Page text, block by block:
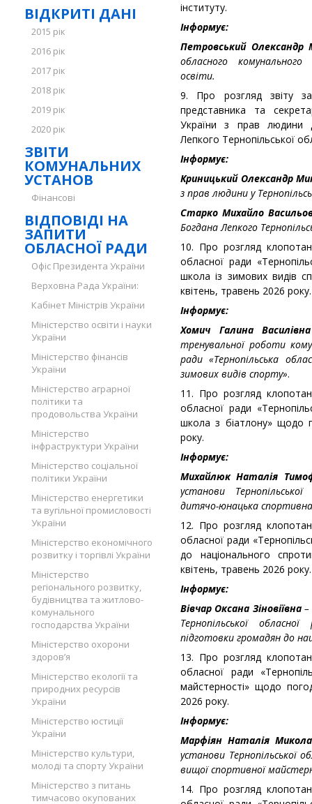
ВІДКРИТІ ДАНІ
2015 рік
2016 рік
2017 рік
2018 рік
2019 рік
2020 рік
ЗВІТИ
КОМУНАЛЬНИХ
УСТАНОВ
Фінансові
ВІДПОВІДІ НА
ЗАПИТИ
ОБЛАСНОЇ РАДИ
Офіс Президента України
Верховна Рада України:
Кабінет Міністрів України
Міністерство освіти і науки
України
Міністерство фінансів
України
Міністерство аграрної
політики та
продовольства України
Міністерство
інфраструктури України
Міністерство соціальної
політики України
Міністерство енергетики
та вугільної промисловості
України
Міністерство економічного
розвитку і торгівлі України
Міністерство
регіонального розвитку,
будівництва та житлово-
комунального
господарства України
Міністерство охорони
здоров’я
Міністерство екології та
природних ресурсів
України
Міністерство юстиції
України
Міністерство культури,
молоді та спорту України
Міністерство з питань
тимчасово окупованих
інституту.
Інформує:
Петровський Олександр
обласного комунального
освіти.
9. Про розгляд звіту за
представника та
України з прав людини
Лепкого Тернопільської
Інформує:
Криницький Олександр
з прав людини у
Старко Михайло
Богдана Лепкого
10. Про розгляд
обласної ради
школа із зимових видів
квітень, травень 2026 року.
Інформує:
Хомич Галина
тренувальної роботи
ради «Тернопільська
зимових видів спорту».
11. Про розгляд
обласної ради
школа з біатлону» щодо
року.
Інформує:
Михайлюк Наталія
установи
дитячо-юнацька
12. Про розгляд
обласної ради
до національного
квітень, травень 2026 року.
Інформує:
Вівчар Оксана Зіновіївна
Тернопільської
підготовки громадян до
13. Про розгляд
обласної ради
майстерності» щодо
2026 року.
Інформує:
Марфіян Наталія
установи Тернопільської
вищої спортивної
14. Про розгляд